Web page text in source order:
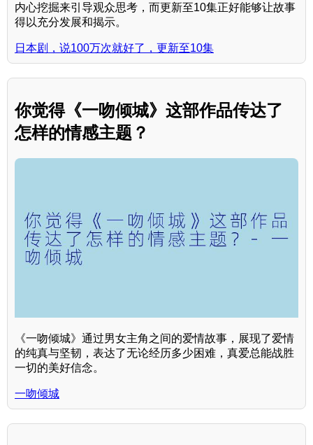
内心挖掘来引导观众思考，而更新至10集正好能够让故事
得以充分发展和揭示。
日本剧，说100万次就好了，更新至10集
你觉得《一吻倾城》这部作品传达了
怎样的情感主题？
《一吻倾城》通过男女主角之间的爱情故事，展现了爱情
的纯真与坚韧，表达了无论经历多少困难，真爱总能战胜
一切的美好信念。
一吻倾城